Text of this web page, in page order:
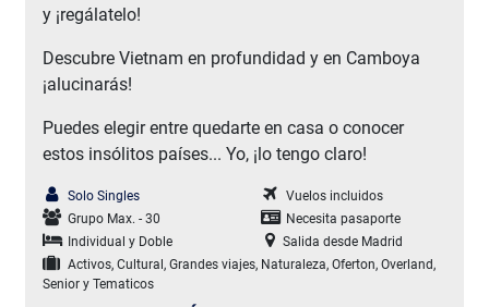
y ¡regálatelo!
Descubre Vietnam en profundidad y en Camboya
¡alucinarás!
Puedes elegir entre quedarte en casa o conocer
estos insólitos países... Yo, ¡lo tengo claro!
Solo Singles
Vuelos incluidos
Grupo Max. - 30
Necesita pasaporte
Individual y Doble
Salida desde Madrid
Activos, Cultural, Grandes viajes, Naturaleza, Oferton, Overland,
Senior y Tematicos